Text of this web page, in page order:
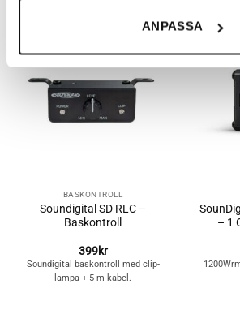
kundtjänst. Du kan läsa mer om våra
vilka ändamål de används under
ANPASSA
Lägg till i
önskelistan
BASKONTROLL
Soundigital SD RLC –
Baskontroll
399kr
Soundigital baskontroll med clip-
lampa + 5 m kabel.
– 1